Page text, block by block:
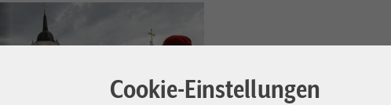
Cookie-Einstellungen